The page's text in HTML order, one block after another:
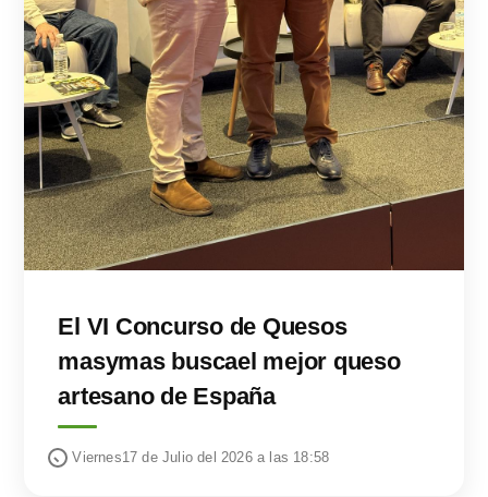
El VI Concurso de Quesos
masymas buscael mejor queso
artesano de España
Viernes17 de Julio del 2026 a las 18:58